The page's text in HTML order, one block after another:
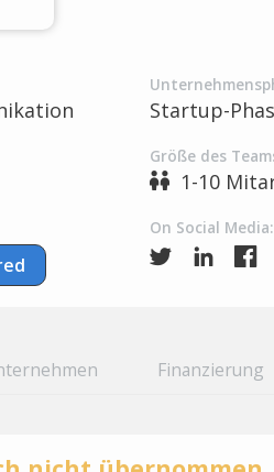
Startup-
Größe des
1-10
On Social Media:
Finanzierung